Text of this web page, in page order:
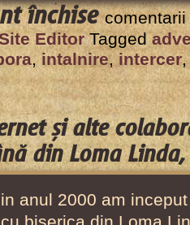
închisepentru
Intâlnirile
anuale
ale
diasporei
românești
din
America
Nord,
EditorTagged
,intalnire,intercer
și alte
din Loma
anul 2000 am